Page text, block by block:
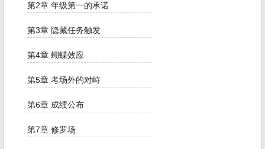
第2章 年级第一的承诺
第3章 隐藏任务触发
第4章 蝴蝶效应
第5章 考场外的对峙
第6章 成绩公布
第7章 修罗场